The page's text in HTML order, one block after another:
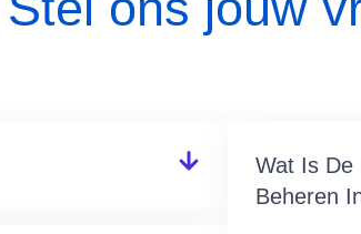
Wat Is De
Beheren